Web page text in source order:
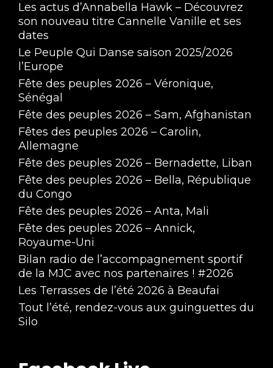
Les actus d’Annabella Hawk – Découvrez
son nouveau titre Cannelle Vanille et ses
dates
Le Peuple Qui Danse saison 2025/2026
l’Europe
Fête des peuples 2026 – Véronique,
Sénégal
Fête des peuples 2026 – Sam, Afghanistan
Fêtes des peuples 2026 – Carolin,
Allemagne
Fête des peuples 2026 – Bernadette, Liban
Fête des peuples 2026 – Bella, République
du Congo
Fête des peuples 2026 – Anta, Mali
Fête des peuples 2026 – Annick,
Royaume-Uni
Bilan radio de l’accompagnement sportif
de la MJC avec nos partenaires ! #2026
Les Terrasses de l’été 2026 à Beaufai
Tout l’été, rendez-vous aux guinguettes du
Silo